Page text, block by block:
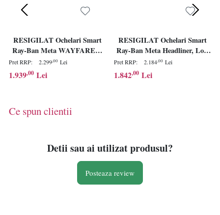
RESIGILAT Ochelari Smart
Ray-Ban Meta WAYFARER,
Marime L, Negru, 32 GB
stocare, Camera Foto 12mp, 5
microfoane, difuzoare, Wifi 6,
Negru-Mat
Pret RRP: 2.299,00 Lei
1.939,00 Lei
RESIGILAT Ochelari Smart
Ray-Ban Meta Headliner, Low
Bridge Fit, 32 GB stocare,
Camera Foto 12mp, 5
microfoane, difuzoare, Wifi 6,
Pret RRP: 2.184,00 Lei
1.842,00 Lei
Ce spun clientii
Detii sau ai utilizat produsul?
Posteaza review